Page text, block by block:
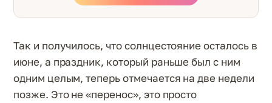
Так и получилось, что солнцестояние осталось в
июне, а праздник, который раньше был с ним
одним целым, теперь отмечается на две недели
позже. Это не «перенос», это просто